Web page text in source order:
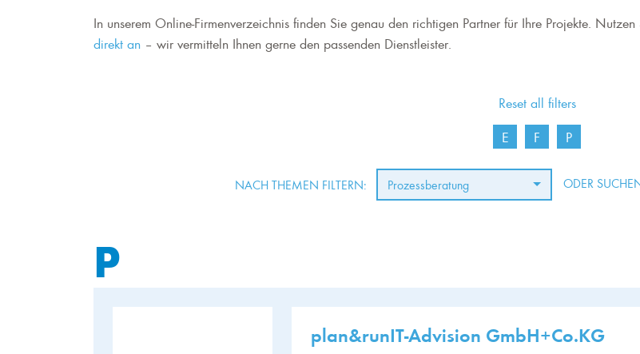
In unserem Online-Firmenverzeichnis finden Sie genau den richtigen Partner für Ihre Projekte.
direkt an – wir vermitteln Ihnen gerne den passenden Dienstleister.
Reset all filters
E
F P
NACH THEMEN FILTERN: Prozessberatung ODER
P
plan&runIT-Advision GmbH+Co.KG